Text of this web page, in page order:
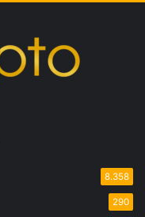
8.358
290